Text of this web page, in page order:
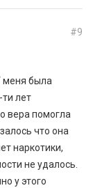
#9
меня была
лет
вера помогла
что она
наркотики,
не удалось.
у этого